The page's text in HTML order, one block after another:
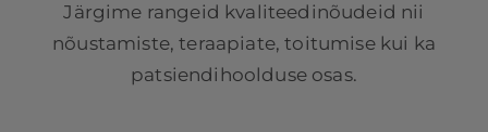
Järgime rangeid kvaliteedinõudeid nii
nõustamiste, teraapiate, toitumise kui ka
patsiendihoolduse osas.